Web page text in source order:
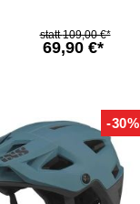
69,90 €*
109,00 €*
-30%